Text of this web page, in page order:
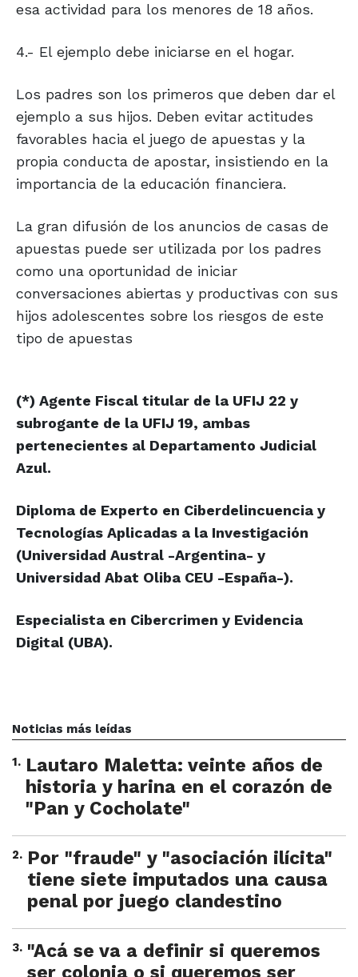
esa actividad para los menores de 18 años.
4.- El ejemplo debe iniciarse en el hogar.
Los padres son los primeros que deben dar el
ejemplo a sus hijos. Deben evitar actitudes
favorables hacia el juego de apuestas y la
propia conducta de apostar, insistiendo en la
importancia de la educación financiera.
La gran difusión de los anuncios de casas de
apuestas puede ser utilizada por los padres
como una oportunidad de iniciar
conversaciones abiertas y productivas con sus
hijos adolescentes sobre los riesgos de este
tipo de apuestas
(*) Agente Fiscal titular de la UFIJ 22 y
subrogante de la UFIJ 19, ambas
pertenecientes al Departamento Judicial
Azul.
Diploma de Experto en Ciberdelincuencia y
Tecnologías Aplicadas a la Investigación
(Universidad Austral -Argentina- y
Universidad Abat Oliba CEU -España-).
Especialista en Cibercrimen y Evidencia
Digital (UBA).
Noticias más leídas
1. Lautaro Maletta: veinte años de
historia y harina en el corazón de
"Pan y Cocholate"
2. Por "fraude" y "asociación ilícita"
tiene siete imputados una causa
penal por juego clandestino
3. "Acá se va a definir si queremos